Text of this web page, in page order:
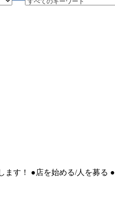
ます！ ●店を始める/人を募る